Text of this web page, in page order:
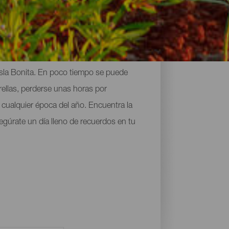
Bonita. En poco tiempo se puede
perderse unas horas por
época del año. Encuentra la
un día lleno de recuerdos en tu